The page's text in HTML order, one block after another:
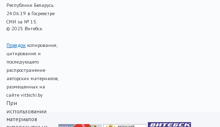
Республики Беларусь
24.06.19 в Госреестре
СМИ за № 15.
© 2025 Витебск
Порядок копирования,
цитирования и
последующего
распространение
авторских материалов,
размещенных на
сайте vitbichi.by
При
использовании
материалов